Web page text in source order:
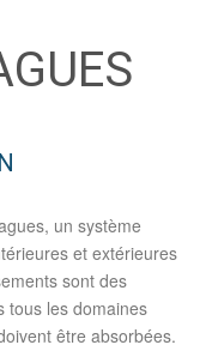
un système
et extérieures
sont des
tous les domaines
être absorbées.